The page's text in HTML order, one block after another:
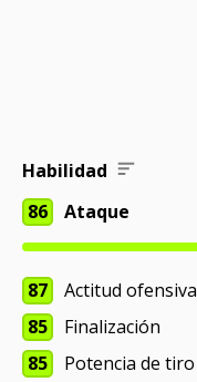
Habilidad
86
Ataque
87
Actitud ofensiva
85
Finalización
85
Potencia de tiro